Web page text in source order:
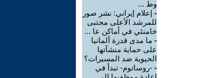
وط ...
- إعلام إيراني: نشر صور
للمرشد الأعلى مجتبى
خامنئي في أماكن عا ...
- ما مدى قدرة ألمانيا
على حماية منشآتها
الحيوية ضد المسيرات؟
- -روساتوم- تبدأ في